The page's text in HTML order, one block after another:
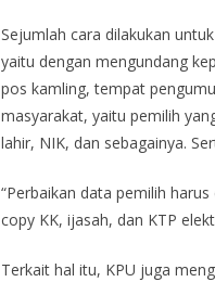
Sejumlah cara dilakukan
yaitu dengan mengundang
pos kamling, tempat
masyarakat, yaitu pemilih
lahir, NIK, dan sebagainya.
“Perbaikan data pemilih
copy KK, ijasah, dan KTP
Terkait hal itu, KPU juga